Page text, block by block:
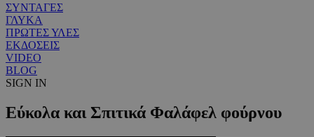
ΣΥΝΤΑΓΕΣ
ΓΛΥΚΑ
ΠΡΩΤΕΣ ΥΛΕΣ
ΕΚΔΟΣΕΙΣ
VIDEO
BLOG
SIGN IN
Εύκολα και Σπιτικά Φαλάφελ φούρνου